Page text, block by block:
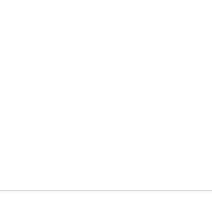
התקשורת ומקומוני הרשת: